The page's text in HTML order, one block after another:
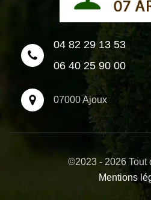
04 82 29 13 53
06 40 25 90 00
07000 Ajoux
©2023 - 2026 Tout
Mentions